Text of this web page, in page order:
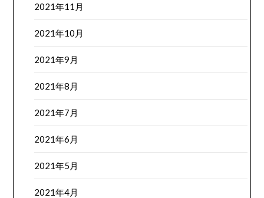
2021年11月
2021年10月
2021年9月
2021年8月
2021年7月
2021年6月
2021年5月
2021年4月